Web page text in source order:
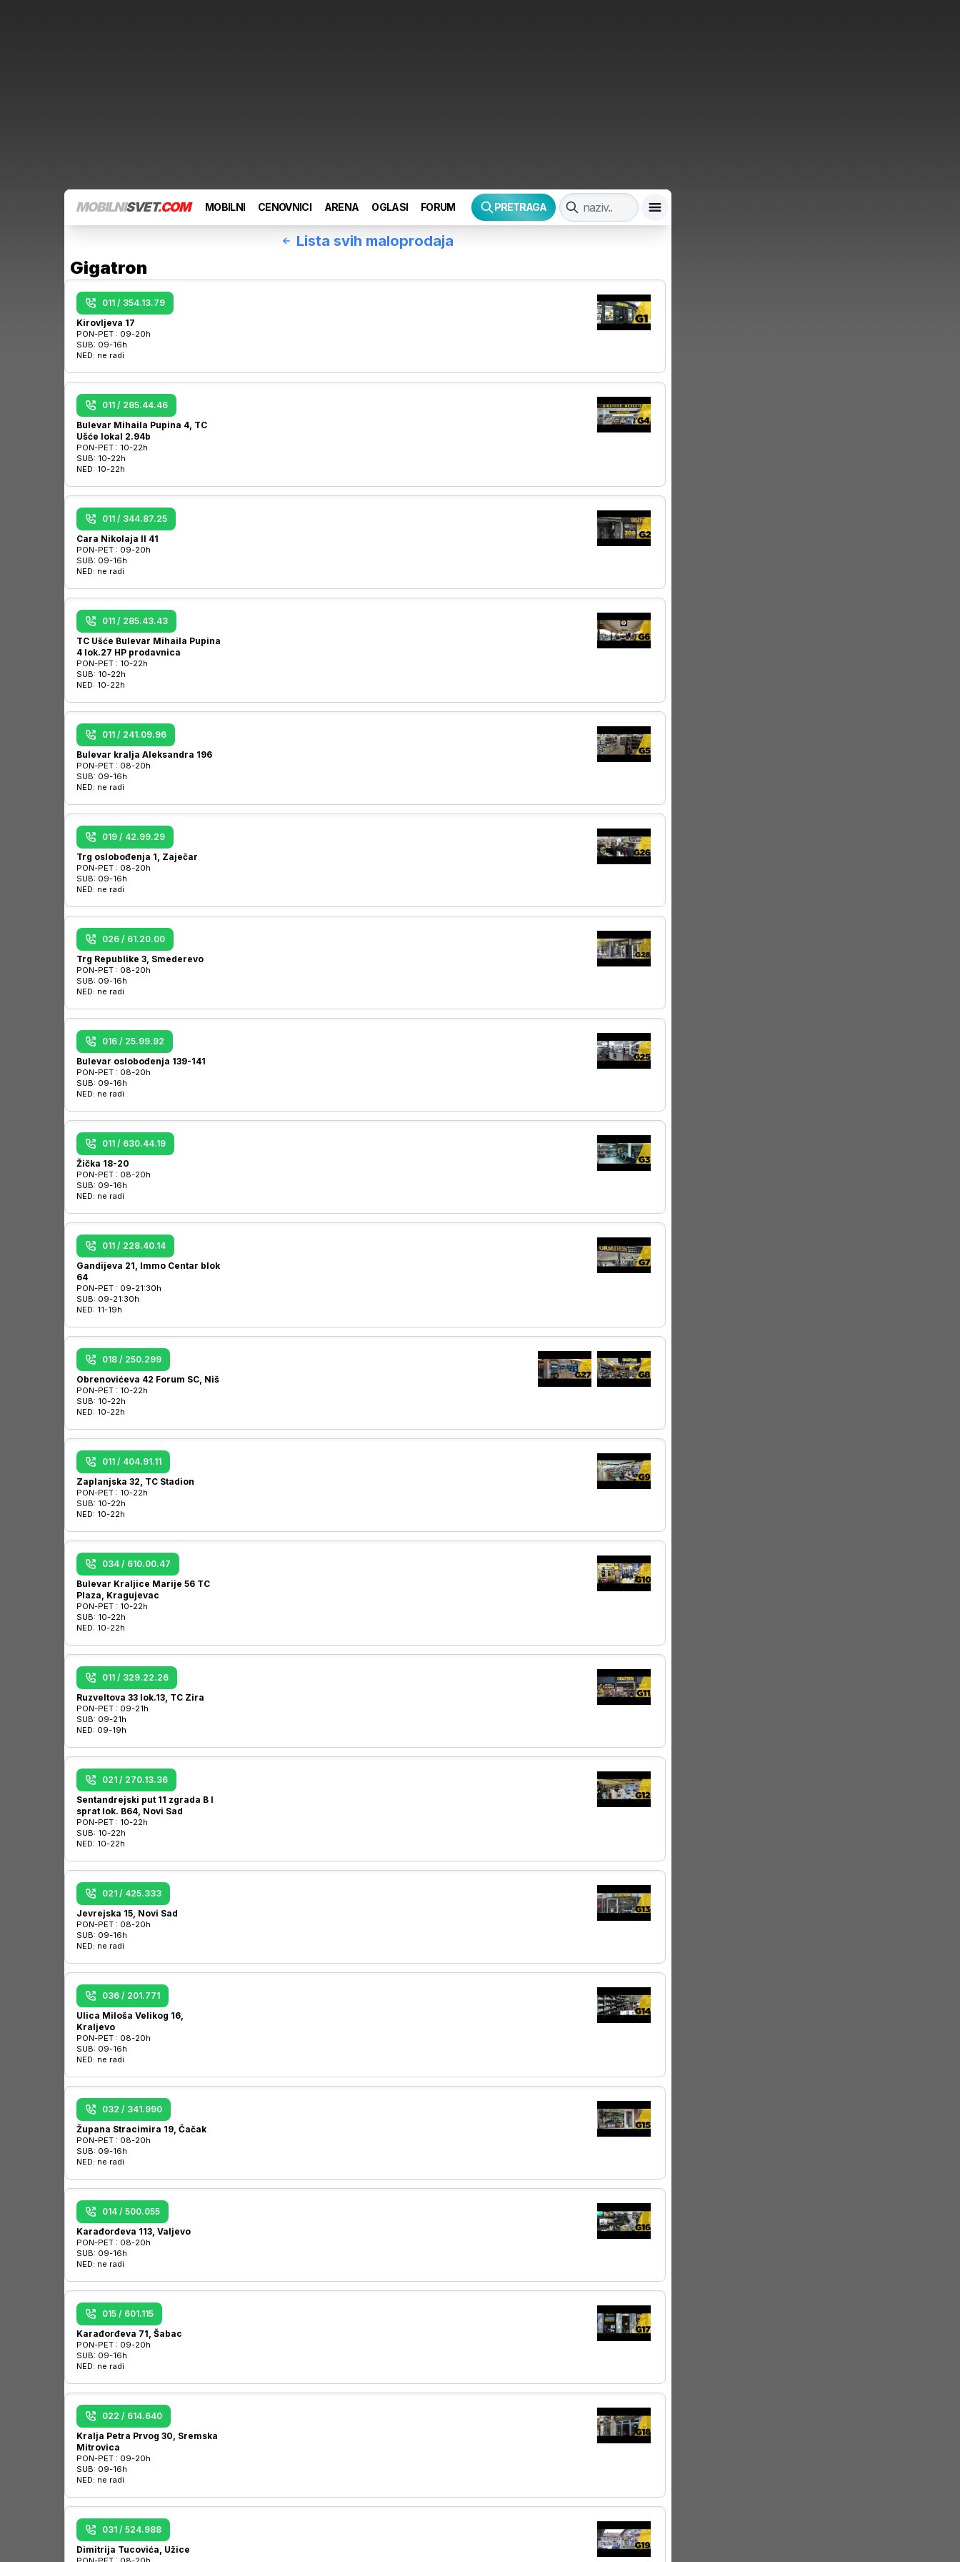
MOBILNISVET.COM MOBILNI CENOVNICI ARENA OGLASI FORUM PRETRAGA
Lista svih maloprodaja
Gigatron
011 / 354.13.79
Kirovljeva 17
PON-PET : 09-20h
SUB: 09-16h
NED: ne radi
011 / 285.44.46
Bulevar Mihaila Pupina 4, TC
Ušće lokal 2.94b
PON-PET : 10-22h
SUB: 10-22h
NED: 10-22h
011 / 344.87.25
Cara Nikolaja II 41
PON-PET : 09-20h
SUB: 09-16h
NED: ne radi
011 / 285.43.43
TC Ušće Bulevar Mihaila Pupina
4 lok.27 HP prodavnica
PON-PET : 10-22h
SUB: 10-22h
NED: 10-22h
011 / 241.09.96
Bulevar kralja Aleksandra 196
PON-PET : 08-20h
SUB: 09-16h
NED: ne radi
019 / 42.99.29
Trg oslobođenja 1, Zaječar
PON-PET : 08-20h
SUB: 09-16h
NED: ne radi
026 / 61.20.00
Trg Republike 3, Smederevo
PON-PET : 08-20h
SUB: 09-16h
NED: ne radi
016 / 25.99.92
Bulevar oslobođenja 139-141
PON-PET : 08-20h
SUB: 09-16h
NED: ne radi
011 / 630.44.19
Žička 18-20
PON-PET : 08-20h
SUB: 09-16h
NED: ne radi
011 / 228.40.14
Gandijeva 21, Immo Centar blok
64
PON-PET : 09-21:30h
SUB: 09-21:30h
NED: 11-19h
018 / 250.299
Obrenovićeva 42 Forum SC, Niš
PON-PET : 10-22h
SUB: 10-22h
NED: 10-22h
011 / 404.91.11
Zaplanjska 32, TC Stadion
PON-PET : 10-22h
SUB: 10-22h
NED: 10-22h
034 / 610.00.47
Bulevar Kraljice Marije 56 TC
Plaza, Kragujevac
PON-PET : 10-22h
SUB: 10-22h
NED: 10-22h
011 / 329.22.26
Ruzveltova 33 lok.13, TC Zira
PON-PET : 09-21h
SUB: 09-21h
NED: 09-19h
021 / 270.13.36
Sentandrejski put 11 zgrada B I
sprat lok. B64, Novi Sad
PON-PET : 10-22h
SUB: 10-22h
NED: 10-22h
021 / 425.333
Jevrejska 15, Novi Sad
PON-PET : 08-20h
SUB: 09-16h
NED: ne radi
036 / 201.771
Ulica Miloša Velikog 16,
Kraljevo
PON-PET : 08-20h
SUB: 09-16h
NED: ne radi
032 / 341.990
Župana Stracimira 19, Čačak
PON-PET : 08-20h
SUB: 09-16h
NED: ne radi
014 / 500.055
Karađorđeva 113, Valjevo
PON-PET : 08-20h
SUB: 09-16h
NED: ne radi
015 / 601.115
Karađorđeva 71, Šabac
PON-PET : 09-20h
SUB: 09-16h
NED: ne radi
022 / 614.640
Kralja Petra Prvog 30, Sremska
Mitrovica
PON-PET : 09-20h
SUB: 09-16h
NED: ne radi
031 / 524.988
Dimitrija Tucovića, Užice